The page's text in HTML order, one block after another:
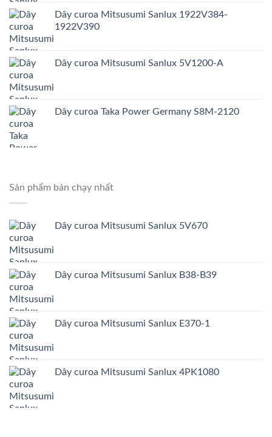
Dây curoa Mitsusumi Sanlux 1922V384-
1922V390
Dây curoa Mitsusumi Sanlux 5V1200-A
Dây curoa Taka Power Germany S8M-2120
Sản phẩm bán chạy nhất
Dây curoa Mitsusumi Sanlux 5V670
Dây curoa Mitsusumi Sanlux B38-B39
Dây curoa Mitsusumi Sanlux E370-1
Dây curoa Mitsusumi Sanlux 4PK1080